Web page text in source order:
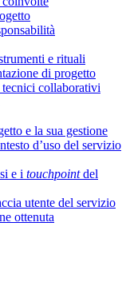
e rituali
di progetto
collaborativi
e la sua gestione
d’uso del servizio
e i touchpointdel
utente del servizio
ottenuta